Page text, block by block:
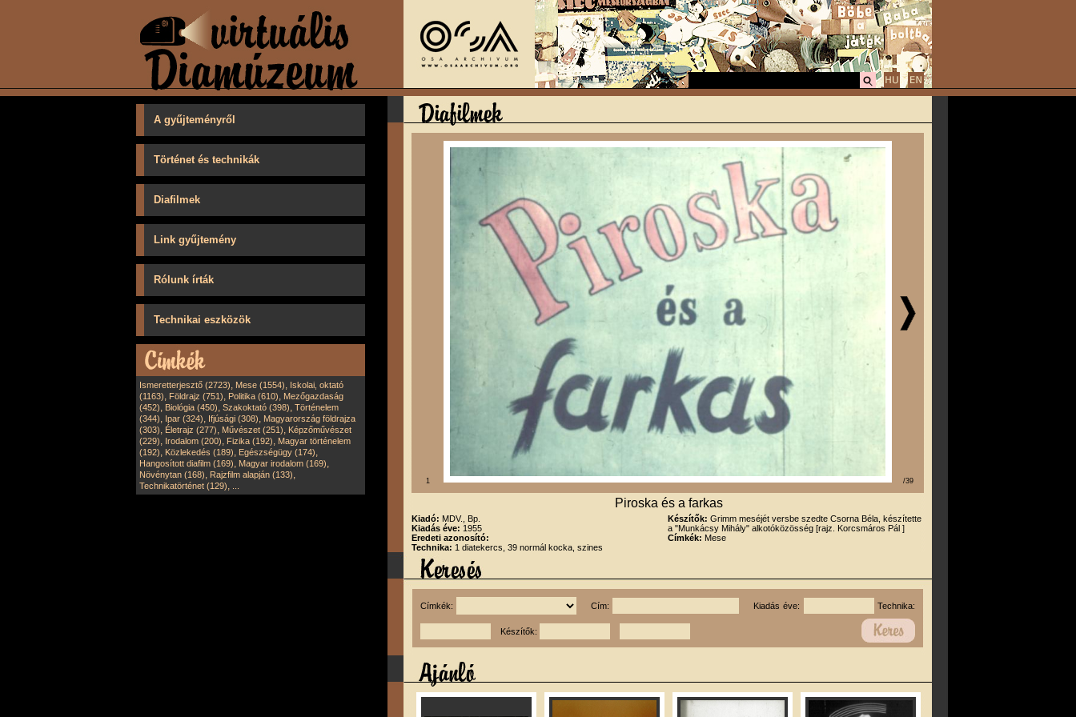
A gyűjteményről
Történet és technikák
Diafilmek
Link gyűjtemény
Rólunk írták
Technikai eszközök
Ismeretterjesztő (2723), Mese (1554), Iskolai, oktató
(1163), Földrajz (751), Politika (610), Mezőgazdaság
(452), Biológia (450), Szakoktató (398), Történelem
(344), Ipar (324), Ifjúsági (308), Magyarország földrajza
(303), Életrajz (277), Művészet (251), Képzőművészet
(229), Irodalom (200), Fizika (192), Magyar történelem
(192), Közlekedés (189), Egészségügy (174),
Hangosított diafilm (169), Magyar irodalom (169),
Növénytan (168), Rajzfilm alapján (133),
Technikatörténet (129), 1 /39
Piroska és a farkas
Kiadó: MDV., Bp.
Kiadás éve: 1955
Eredeti azonosító:
Technika: 1 diatekercs, 39 normál kocka, szines
Készítők: Grimm meséjét versbe szedte Csorna Béla, készítette
a "Munkácsy Mihály" alkotóközösség [rajz. Korcsmáros Pál ]
Címkék: Mese
Címkék: Cím: Kiadás éve: Technika:
Készítők: